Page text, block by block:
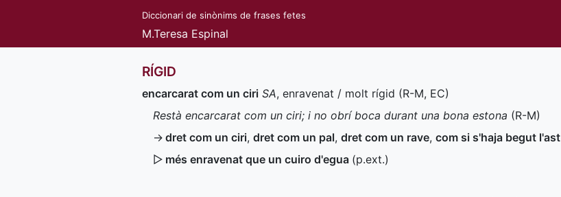
Diccionari de sinònims de frases fetes
M.Teresa Espinal
RÍGID
encarcarat com un ciri SA, enravenat / molt rígid (R-M, EC)
Restà encarcarat com un ciri; i no obrí boca durant una bona estona (R-M)
→ dret com un ciri, dret com un pal, dret com un rave, com si s'haja begut l'ast
▷ més enravenat que un cuiro d'egua (p.ext.)